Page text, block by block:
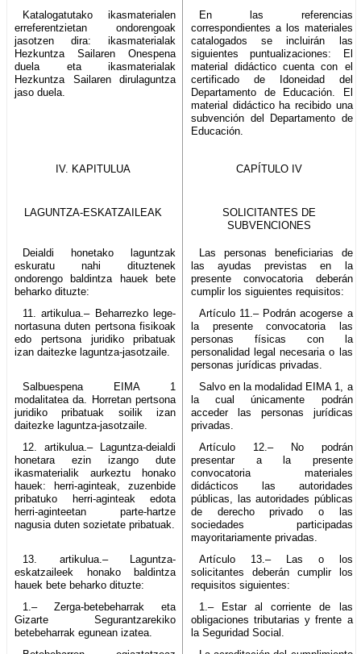
Katalogatutako ikasmaterialen
erreferentzietan ondorengoak
jasotzen dira: ikasmaterialak
Hezkuntza Sailaren Onespena
duela eta ikasmaterialak
Hezkuntza Sailaren dirulaguntza
jaso duela.
En las referencias
correspondientes a los materiales
catalogados se incluirán las
siguientes puntualizaciones: El
material didáctico cuenta con el
certificado de Idoneidad del
Departamento de Educación. El
material didáctico ha recibido una
subvención del Departamento de
Educación.
IV. KAPITULUA CAPÍTULO IV
LAGUNTZA-ESKATZAILEAK
SOLICITANTES DE
SUBVENCIONES
Deialdi honetako laguntzak
eskuratu nahi dituztenek
ondorengo baldintza hauek bete
beharko dituzte:
Las personas beneficiarias de
las ayudas previstas en la
presente convocatoria deberán
cumplir los siguientes requisitos:
11. artikulua.– Beharrezko lege-
nortasuna duten pertsona fisikoak
edo pertsona juridiko pribatuak
izan daitezke laguntza-jasotzaile.
Artículo 11.– Podrán acogerse a
la presente convocatoria las
personas físicas con la
personalidad legal necesaria o las
personas jurídicas privadas.
Salbuespena EIMA 1
modalitatea da. Horretan pertsona
juridiko pribatuak soilik izan
daitezke laguntza-jasotzaile.
Salvo en la modalidad EIMA 1, a
la cual únicamente podrán
acceder las personas jurídicas
privadas.
12. artikulua.– Laguntza-deialdi
honetara ezin izango dute
ikasmaterialik aurkeztu honako
hauek: herri-aginteak, zuzenbide
pribatuko herri-aginteak edota
herri-aginteetan parte-hartze
nagusia duten sozietate pribatuak.
Artículo 12.– No podrán
presentar a la presente
convocatoria materiales
didácticos las autoridades
públicas, las autoridades públicas
de derecho privado o las
sociedades participadas
mayoritariamente privadas.
13. artikulua.– Laguntza-
eskatzaileek honako baldintza
hauek bete beharko dituzte:
Artículo 13.– Las o los
solicitantes deberán cumplir los
requisitos siguientes:
1.– Zerga-betebeharrak eta
Gizarte Segurantzarekiko
betebeharrak egunean izatea.
1.– Estar al corriente de las
obligaciones tributarias y frente a
la Seguridad Social.